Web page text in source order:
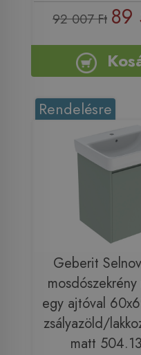
92 007 Ft 89
Rendelésre
Geberit
egy ajtóval
zsályazöld/
matt